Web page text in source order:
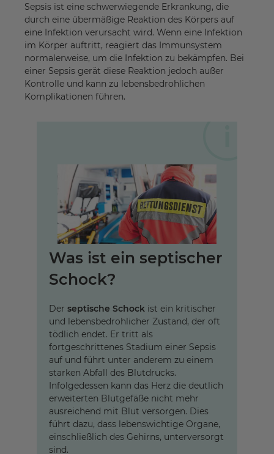
Sepsis ist eine schwerwiegende Erkrankung, die
durch eine übermäßige Reaktion des Körpers auf
eine Infektion verursacht wird. Wenn eine Infektion
im Körper auftritt, reagiert das Immunsystem
normalerweise, um die Infektion zu bekämpfen. Bei
einer Sepsis gerät diese Reaktion jedoch außer
Kontrolle und kann zu lebensbedrohlichen
Komplikationen führen.
Was ist ein septischer
Schock?
Der septische Schock ist ein kritischer
und lebensbedrohlicher Zustand, der oft
tödlich endet. Er tritt als
fortgeschrittenes Stadium einer Sepsis
auf und führt unter anderem zu einem
starken Abfall des Blutdrucks.
Infolgedessen kann das Herz die deutlich
erweiterten Blutgefäße nicht mehr
ausreichend mit Blut versorgen. Dies
führt dazu, dass lebenswichtige Organe,
einschließlich des Gehirns, unterversorgt
sind.